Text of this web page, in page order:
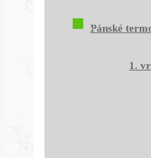
Pánské
1.